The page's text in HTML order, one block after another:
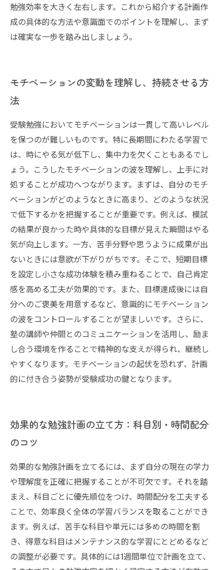
勉強効率を大きく左右します。これから紹介する計画作
成の具体的な方法や意識面でのポイントを理解し、まず
は確実な一歩を踏み出しましょう。
モチベーションの変動を理解し、持続させる方
法
受験勉強においてモチベーションは一貫して高いレベル
を保つのが難しいものです。特に長期間にわたる学習で
は、時にやる気が低下し、集中力を欠くこともあるでし
ょう。こうしたモチベーションの波を理解し、上手に対
処することが成功へつながります。まずは、自分のモチ
ベーションがどのようなときに高まり、どのような状況
で低下するかを把握することが重要です。例えば、模試
の結果が良かった時や具体的な目標が見えた瞬間はやる
気が向上します。一方、苦手分野や思うように成果が出
ないときには意欲が下がりがちです。そこで、短期目標
を設定し小さな成功体験を積み重ねることで、自己肯定
感を高める工夫が効果的です。また、目標達成後には自
分へのご褒美を用意するなど、意識的にモチベーション
の波をコントロールすることが望ましいです。さらに、
塾の講師や仲間とのコミュニケーションを活用し、励ま
し合う環境を作ることで精神的な支えが得られ、継続し
やすくなります。モチベーションの起伏を恐れず、計画
的に付き合う姿勢が受験成功の鍵となります。
効果的な勉強計画の立て方：科目別・時間配分
のコツ
効果的な勉強計画を立てるには、まず自分の現在の学力
や理解度を正確に把握することが不可欠です。それを踏
まえ、科目ごとに優先順位をつけ、時間配分を工夫する
ことで、効率良く全体の学習バランスを取ることができ
ます。例えば、苦手な科目や単元には多めの時間を割
き、得意な科目はメンテナンス的な学習にとどめるなど
の調整が必要です。具体的には1週間単位で計画を立て、